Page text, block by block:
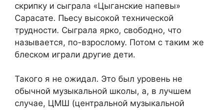
скрипку и сыграла «Цыганские напевы»
Сарасате. Пьесу высокой технической
трудности. Сыграла ярко, свободно, что
называется, по-взрослому. Потом с таким же
блеском играли другие дети.
Такого я не ожидал. Это был уровень не
обычной музыкальной школы, а, в лучшем
случае, ЦМШ (центральной музыкальной